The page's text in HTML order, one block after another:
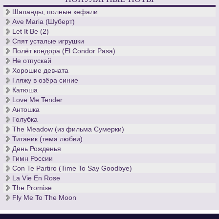
Шаланды, полные кефали
Ave Maria (Шуберт)
Let It Be (2)
Спят усталые игрушки
Полёт кондора (El Condor Pasa)
Не отпускай
Хорошие девчата
Гляжу в озёра синие
Катюша
Love Me Tender
Антошка
Голубка
The Meadow (из фильма Сумерки)
Титаник (тема любви)
День Рожденья
Гимн России
Con Te Partiro (Time To Say Goodbye)
La Vie En Rose
The Promise
Fly Me To The Moon